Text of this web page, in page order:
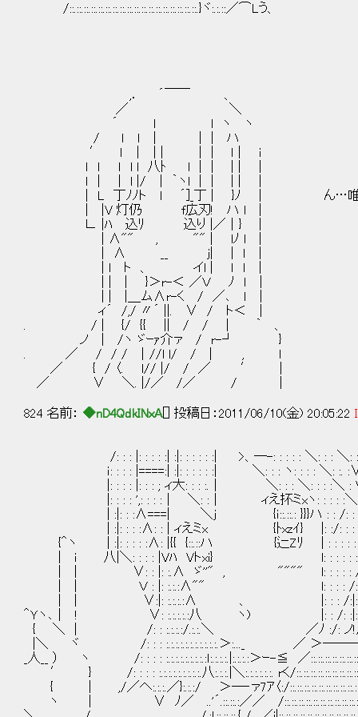
/::.::.::.::.::.::.::.::.::.::.::.::.::.::.::.::.::.::.}ヾ:.:.::／⌒Lう、
,． ´￣￣ 、
／ ＼
´ l l ヽ ヽ
/ ｌ ｌ | | | ハ
′ ｌ ｜ | | | | ｌ | i
ｌ ｌ ｌ l l 八ﾄ l | | | | |
ｌ | | l |/ ｜ ｀ヽl | | | | |
| L 丁ﾉﾉト l ´]_丁 | }ﾉ | ん…唯の知
| |V 灯仍 f広刃! ハ l |
∟ |ﾊ 込ﾘ 込り |／｜} |
| ∧"" , "" | lﾉ l |
| ∧ __ j| | ｌ |
| l ト 、 イl | ｌ ｌ |
| | | }＞r-＜ ／Ｖ ﾉ ｌ |
| | |＿ム∧r-く / ／､ ｌ |
ィ´ /,/ 〃´ ||. ∨ / ト＜ |
. / | {/ {{ || / / | ｀ 、
ノ | /ヽ ゞｰｧ介ァ / r-┘ }
. ／ / / / ｜//l l/ / | , l
／ { / 〈. l// |/ / ／ ′ |
／ ∨ ＼. |/／ /／ / |
824 名前： ◆nD4QdkINxA[] 投稿日：2011/06/10(金) 20:05:22
/: : : |: : : : :| :|: : : : : :| >、─-: : : : : ＼: : : ＼: : :
ｉ: : : : |====:| :|: : : : : :| ＼: : : ヽ: : : : ＼: :. :∨:
|: : : : |: : : ; ィ大: : : :.｜ ＼: : : ＼: : : :＼ : V:
|: : : : ',: : : :｜ ＼: :｜ ィえ抔ミxヽ: : : : :＼|:
| :|: : :∧===| ＼j {ｉ::.::.: }}}ハ : : /: : : :|
| :|: : : :∧: : | ィえミx {ﾄxzｲ} |: :/: : : :
{＾ヽ | :|: : : : :∧: |{{ {::.::ハ {辷Zﾘ | : : : :
| ｉ 八|＼: : : : |Vﾊ Vトxi} l: : : : : : /
| | ∨: : |: :.∧ ゞ''" , """" l: : : : : /: :! : /: : この
| | Ｖ : |: :.:.:∧"" l: : : : /: : :ｌ
| | ∨:|: :.:.:.:∧ 、 |: : : /:|: : :|:
＾Ｙヽ､｜ ! ∨: :.:.:.:.:八 ヽ) |: : /: :|:
{ ＼ | /: : :.:.:.:/.:.:.＼ ／ﾉ :/: ノ!/
|＼ ヾ /: : : :.:.:.:.:.:.:.:.:.:.:.＞:..._ ／ ＞
_人__ ） ヽ /: : : : :.:.:.:.:.:.:.:.:ｌ:.:.:.:.|:.:.:.:＞ｰ-≦ ／
′ } /: : : : :.:.:.:.:.:.:.:.:.八:.:.:.|＼:.:.:.:.:.:. rく/
{ | ,/／へ:.:.:.／}:.:.:/ ＞─‐ァ7ｱ〈:/
ヽ | ∨ ﾉ／ ..'´.::.::.:／／ /